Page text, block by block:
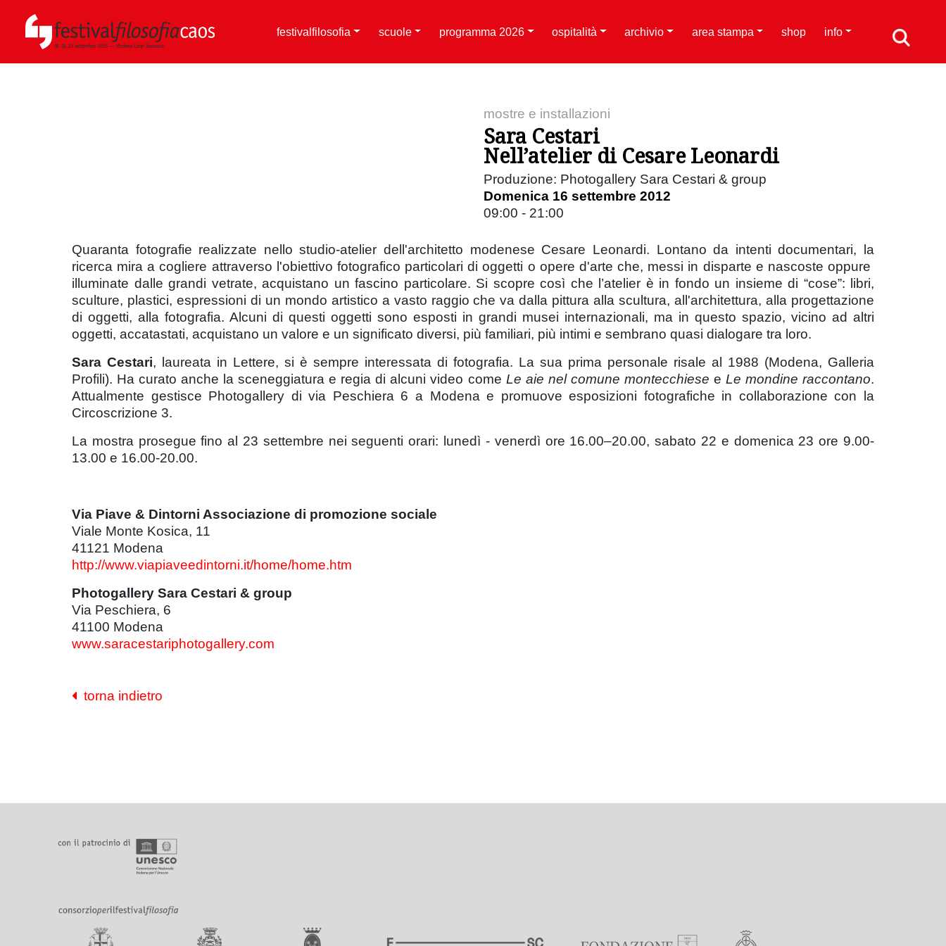
festivalfilosofia scuole programma 2026 ospitalità archivio area stampa shop info
mostre e installazioni
Sara Cestari
Nell’atelier di Cesare Leonardi
Produzione: Photogallery Sara Cestari & group
Domenica 16 settembre 2012
09:00 - 21:00
Quaranta fotografie realizzate nello studio-atelier dell'architetto modenese Cesare Leonardi. Lontano da intenti documentari, la
ricerca mira a cogliere attraverso l'obiettivo fotografico particolari di oggetti o opere d'arte che, messi in disparte e nascoste oppure
illuminate dalle grandi vetrate, acquistano un fascino particolare. Si scopre così che l’atelier è in fondo un insieme di “cose”: libri,
sculture, plastici, espressioni di un mondo artistico a vasto raggio che va dalla pittura alla scultura, all'architettura, alla progettazione
di oggetti, alla fotografia. Alcuni di questi oggetti sono esposti in grandi musei internazionali, ma in questo spazio, vicino ad altri
oggetti, accatastati, acquistano un valore e un significato diversi, più familiari, più intimi e sembrano quasi dialogare tra loro.
Sara Cestari, laureata in Lettere, si è sempre interessata di fotografia. La sua prima personale risale al 1988 (Modena, Galleria
Profili). Ha curato anche la sceneggiatura e regia di alcuni video come Le aie nel comune montecchiese e Le mondine raccontano.
Attualmente gestisce Photogallery di via Peschiera 6 a Modena e promuove esposizioni fotografiche in collaborazione con la
Circoscrizione 3.
La mostra prosegue fino al 23 settembre nei seguenti orari: lunedì - venerdì ore 16.00–20.00, sabato 22 e domenica 23 ore 9.00-
13.00 e 16.00-20.00.
Via Piave & Dintorni Associazione di promozione sociale
Viale Monte Kosica, 11
41121 Modena
http://www.viapiaveedintorni.it/home/home.htm
Photogallery Sara Cestari & group
Via Peschiera, 6
41100 Modena
www.saracestariphotogallery.com
torna indietro